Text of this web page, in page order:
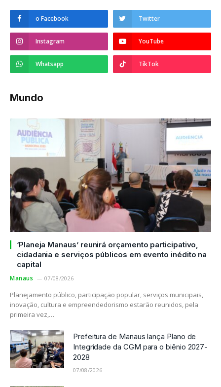
o Facebook Twitter
Instagram YouTube
Whatsapp TikTok
Mundo
‘Planeja Manaus’ reunirá orçamento participativo,
cidadania e serviços públicos em evento inédito na
capital
Manaus 07/08/2026
Planejamento público, participação popular, serviços municipais,
inovação, cultura e empreendedorismo estarão reunidos, pela
primeira vez,…
Prefeitura de Manaus lança Plano de
Integridade da CGM para o biênio 2027-
2028
07/08/2026